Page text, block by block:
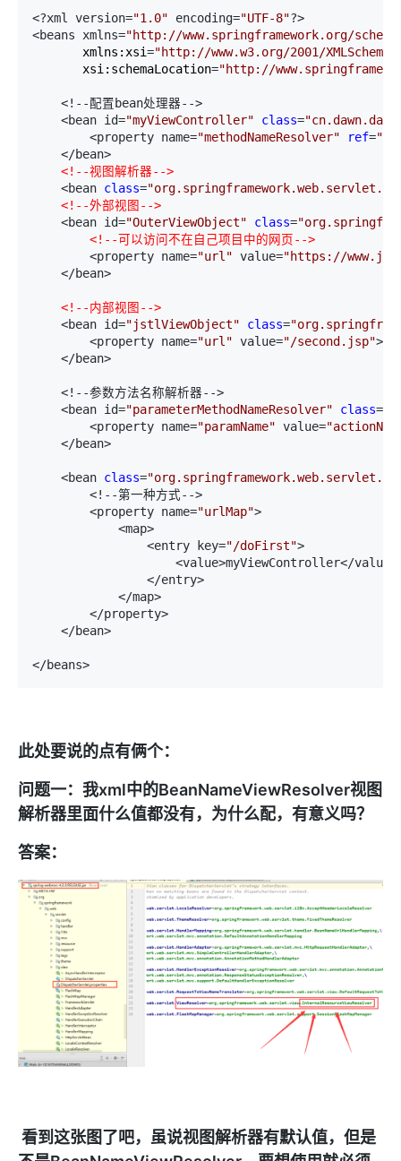
<?xml version="1.0" encoding="UTF-8"?>
<beans xmlns="http://www.springframework.org/
       xmlns:xsi
="http://www.w3.org/2001/
       xsi:schemaLocation
="http://
    <!--配置bean处理器-->
    <bean id=
"myViewController" class="
        <property name=
"methodNameResolver" ref="
    </bean>
<!--视图解析器-->
    <bean
class="
<!--外部视图-->
    <bean id=
"OuterViewObject" class="
<!--可以访问不在自己项目中的网页-->
        <property name=
"url " value="https://
    </bean>
<!--内部视图-->
    <bean id=
"jstlViewObject" class="
        <property name=
"url " value="/second.jsp"></
    </bean>
    <!--参数方法名称解析器-->
    <bean id=
"parameterMethodNameResolver" class=
        <property name=
"paramName" value="
    </bean>
    <bean
class="
        <!--第一种方式-->
        <property name=
"urlMap">
            <map>
                <entry key=
"/doFirst">
                    <value>myViewController</value>
                </entry>
            </map>
        </property>
    </bean>
</beans>
此处要说的点有俩个：
问题一：我xml中的BeanNameViewResolver视图
解析器里面什么值都没有，为什么配，有意义吗？
答案：
看到这张图了吧，虽说视图解析器有默认值，但是